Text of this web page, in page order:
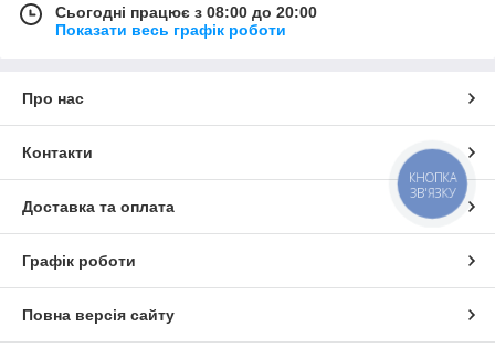
Сьогодні працює з 08:00 до 20:00
Показати весь графік роботи
Про нас
Контакти
Доставка та оплата
Графік роботи
Повна версія сайту
КНОПКА
ЗВ'ЯЗКУ